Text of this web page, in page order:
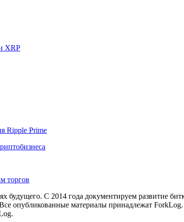
XRP
Ripple Prime
торгов
С 2014 года документируем развитие
опубликованные материалы принадлежат